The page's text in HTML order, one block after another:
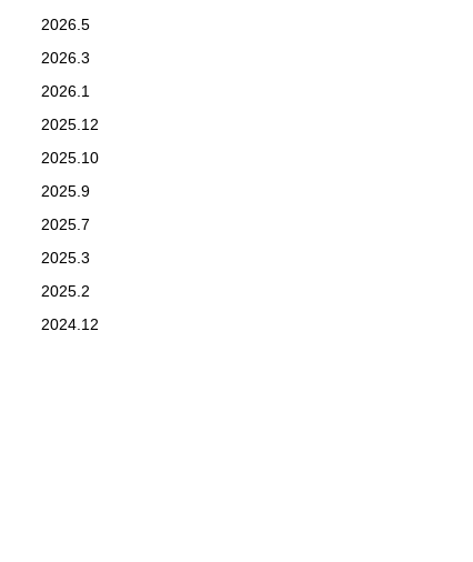
2026.5
2026.3
2026.1
2025.12
2025.10
2025.9
2025.7
2025.3
2025.2
2024.12